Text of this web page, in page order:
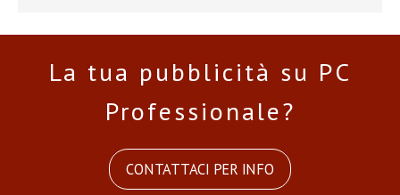
La tua pubblicità su PC
Professionale?
CONTATTACI PER INFO